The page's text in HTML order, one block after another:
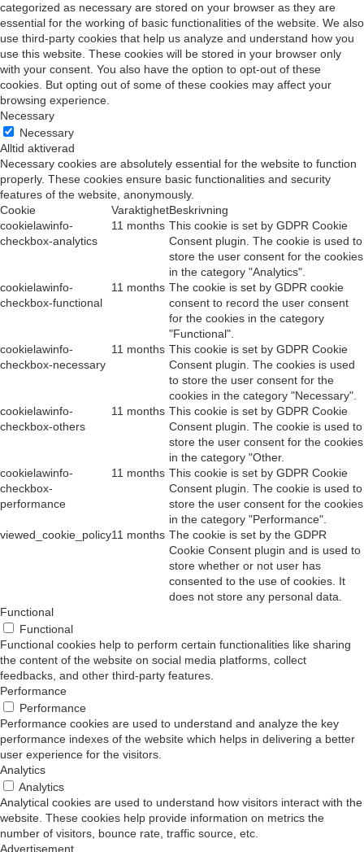
categorized as necessary are stored on your browser as they are
essential for the working of basic functionalities of the website. We also
use third-party cookies that help us analyze and understand how you
use this website. These cookies will be stored in your browser only
with your consent. You also have the option to opt-out of these
cookies. But opting out of some of these cookies may affect your
browsing experience.
Necessary
Necessary
Alltid aktiverad
Necessary cookies are absolutely essential for the website to function
properly. These cookies ensure basic functionalities and security
features of the website, anonymously.
Cookie
VaraktighetBeskrivning
cookielawinfo-
checkbox-analytics
11 months This cookie is set by GDPR Cookie
Consent plugin. The cookie is used to
store the user consent for the cookies
in the category "Analytics".
cookielawinfo-
checkbox-functional
11 months The cookie is set by GDPR cookie
consent to record the user consent
for the cookies in the category
"Functional".
cookielawinfo-
checkbox-necessary
11 months This cookie is set by GDPR Cookie
Consent plugin. The cookies is used
to store the user consent for the
cookies in the category "Necessary".
cookielawinfo-
checkbox-others
11 months This cookie is set by GDPR Cookie
Consent plugin. The cookie is used to
store the user consent for the cookies
in the category "Other.
cookielawinfo-
checkbox-
performance
11 months This cookie is set by GDPR Cookie
Consent plugin. The cookie is used to
store the user consent for the cookies
in the category "Performance".
viewed_cookie_policy11 months The cookie is set by the GDPR
Cookie Consent plugin and is used to
store whether or not user has
consented to the use of cookies. It
does not store any personal data.
Functional
Functional
Functional cookies help to perform certain functionalities like sharing
the content of the website on social media platforms, collect
feedbacks, and other third-party features.
Performance
Performance
Performance cookies are used to understand and analyze the key
performance indexes of the website which helps in delivering a better
user experience for the visitors.
Analytics
Analytics
Analytical cookies are used to understand how visitors interact with the
website. These cookies help provide information on metrics the
number of visitors, bounce rate, traffic source, etc.
Advertisement